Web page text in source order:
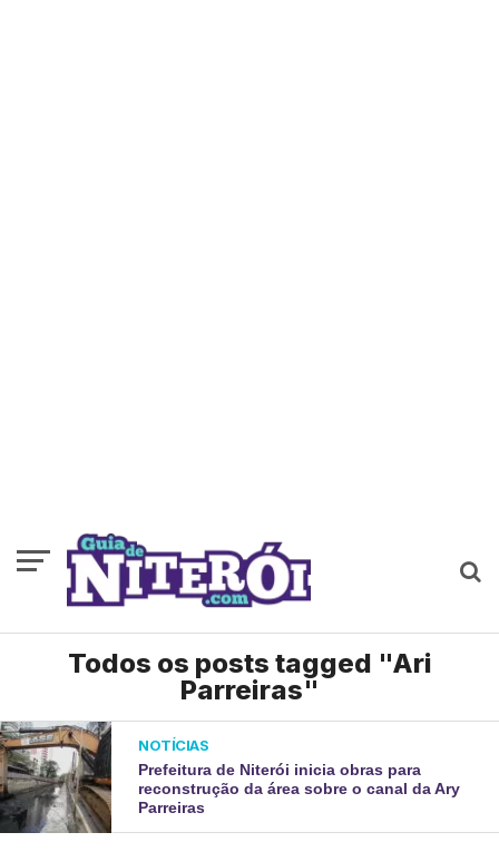
Todos os posts tagged "Ari
Parreiras"
NOTÍCIAS
Prefeitura de Niterói inicia obras para
reconstrução da área sobre o canal da Ary
Parreiras